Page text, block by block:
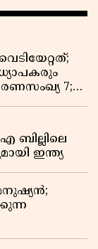
7;
ബില്ലിലെ
ഇന്ത്യ